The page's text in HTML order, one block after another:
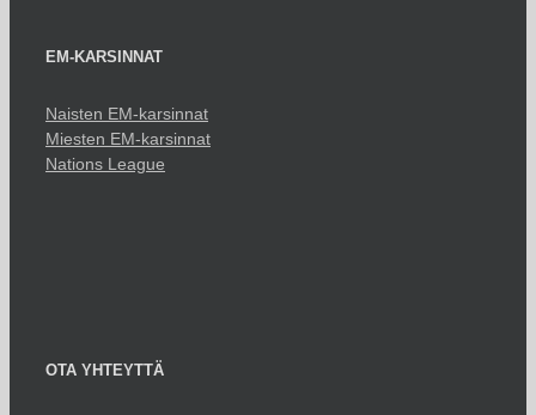
EM-KARSINNAT
Naisten EM-karsinnat
Miesten EM-karsinnat
Nations League
OTA YHTEYTTÄ